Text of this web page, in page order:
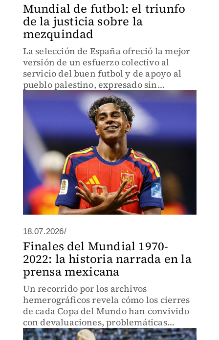
Mundial de futbol: el triunfo
de la justicia sobre la
mezquindad
La selección de España ofreció la mejor
versión de un esfuerzo colectivo al
servicio del buen futbol y de apoyo al
pueblo palestino, expresado sin
exuberancia.
18.07.2026/
Finales del Mundial 1970-
2022: la historia narrada en la
prensa mexicana
Un recorrido por los archivos
hemerográficos revela cómo los cierres
de cada Copa del Mundo han convivido
con devaluaciones, problemáticas
sociales y transiciones políticas.